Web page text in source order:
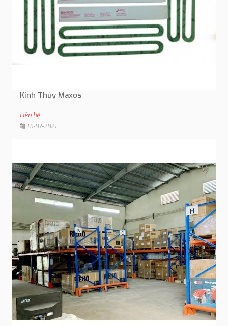
Kính Thủy Maxos
Liên hệ
01-07-2021